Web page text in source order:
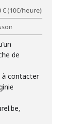
€ (10€/heure)
de
à contacter